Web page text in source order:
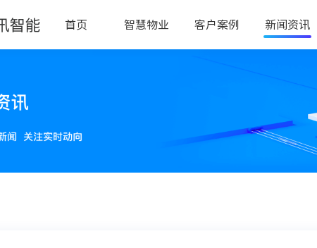
首页 智慧物业 客户案例 新闻资讯